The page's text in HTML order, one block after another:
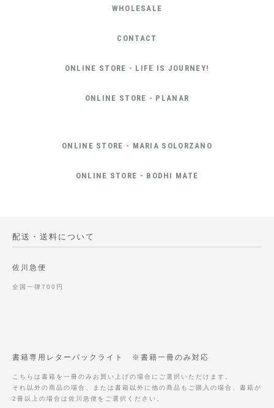
WHOLESALE
CONTACT
ONLINE STORE - LIFE IS JOURNEY!
ONLINE STORE - PLANAR
ONLINE STORE - MARIA SOLORZANO
ONLINE STORE - BODHI MATE
配送・送料について
佐川急便
全国一律700円
書籍専用レターパックライト ※書籍一冊のみ対応
こちらは書籍を一冊のみお買い上げの場合にご選択いただけます。
それ以外の商品の場合、または書籍以外に他の商品もご購入の場合、書籍が
2冊以上の場合は佐川急便をご選択ください。